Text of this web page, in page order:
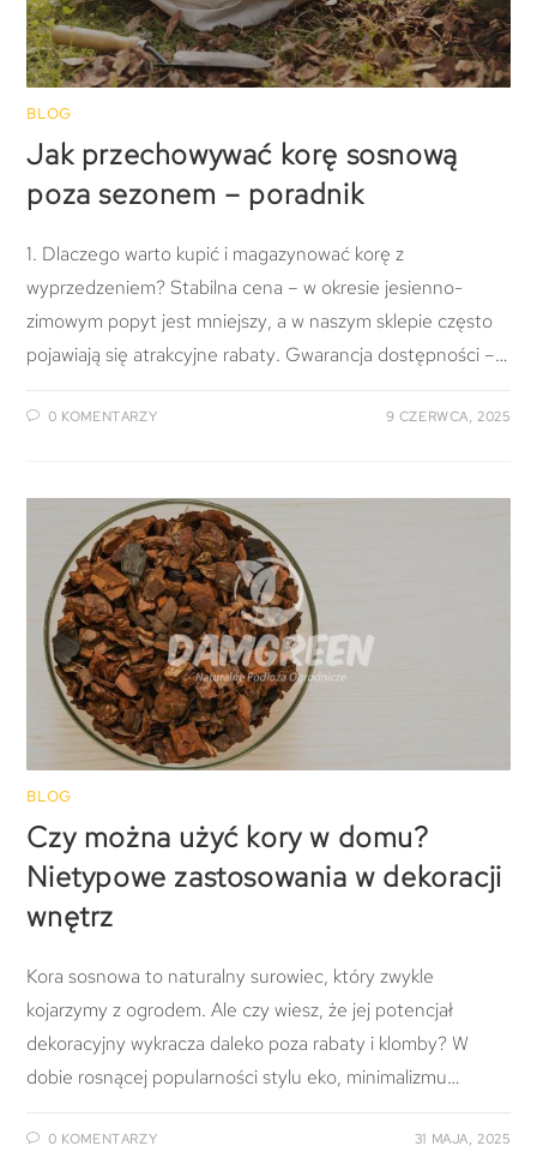
BLOG
Jak przechowywać korę sosnową
poza sezonem – poradnik
1. Dlaczego warto kupić i magazynować korę z
wyprzedzeniem? Stabilna cena – w okresie jesienno-
zimowym popyt jest mniejszy, a w naszym sklepie często
pojawiają się atrakcyjne rabaty. Gwarancja dostępności –…
0 KOMENTARZY 9 CZERWCA, 2025
BLOG
Czy można użyć kory w domu?
Nietypowe zastosowania w dekoracji
wnętrz
Kora sosnowa to naturalny surowiec, który zwykle
kojarzymy z ogrodem. Ale czy wiesz, że jej potencjał
dekoracyjny wykracza daleko poza rabaty i klomby? W
dobie rosnącej popularności stylu eko, minimalizmu…
0 KOMENTARZY 31 MAJA, 2025